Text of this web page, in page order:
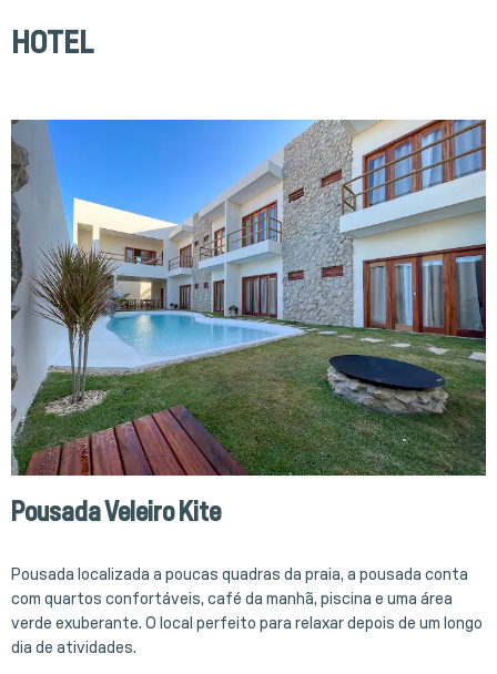
HOTEL
Pousada Veleiro Kite
Pousada localizada a poucas quadras da praia, a pousada conta
com quartos confortáveis, café da manhã, piscina e uma área
verde exuberante. O local perfeito para relaxar depois de um longo
dia de atividades.